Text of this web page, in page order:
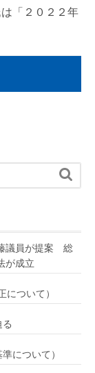
「２０２２年

議員が提案 総
が成立
ついて）
について）